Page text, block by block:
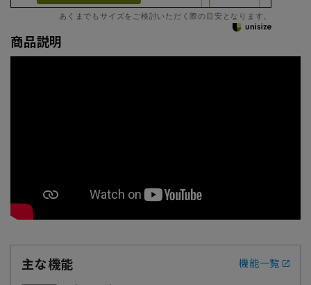
あくまでもサイズをご検討いただく際の目安となります。
商品説明
主な機能 機能一覧